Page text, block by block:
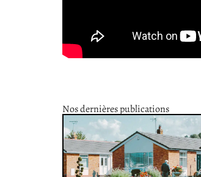
Nos dernières publications